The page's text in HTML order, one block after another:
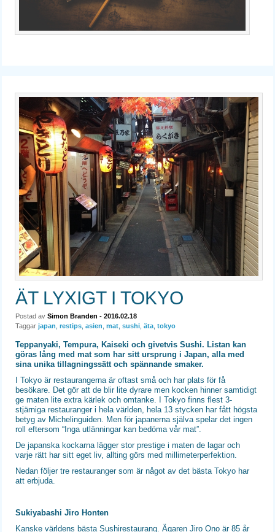
ÄT LYXIGT I TOKYO
Postad avSimon Branden - 2016.02.18
Taggar japan ,restips ,asien ,mat ,sushi ,äta ,tokyo
Teppanyaki, Tempura, Kaiseki och givetvis Sushi. Listan kan
göras lång med mat som har sitt ursprung i Japan, alla med
sina unika tillagningssätt och spännande smaker.
I Tokyo är restaurangerna är oftast små och har plats för få
besökare. Det gör att de blir lite dyrare men kocken hinner samtidigt
ge maten lite extra kärlek och omtanke. I Tokyo finns flest 3-
stjärniga restauranger i hela världen, hela 13 stycken har fått högsta
betyg av Michelinguiden. Men för japanerna själva spelar det ingen
roll eftersom “Inga utlänningar kan bedöma vår mat”.
De japanska kockarna lägger stor prestige i maten de lagar och
varje rätt har sitt eget liv, allting görs med millimeterperfektion.
Nedan följer tre restauranger som är något av det bästa Tokyo har
att erbjuda.
Sukiyabashi Jiro Honten
Kanske världens bästa Sushirestaurang. Ägaren Jiro Ono är 85 år